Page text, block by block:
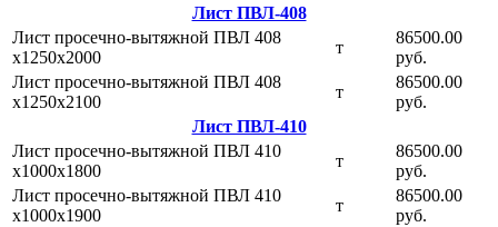
Лист ПВЛ-408
Лист просечно-вытяжной ПВЛ 408
х1250х2000
т
86500.00
руб.
Лист просечно-вытяжной ПВЛ 408
х1250х2100
т
86500.00
руб.
Лист ПВЛ-410
Лист просечно-вытяжной ПВЛ 410
х1000х1800
т
86500.00
руб.
Лист просечно-вытяжной ПВЛ 410
х1000х1900
т
86500.00
руб.